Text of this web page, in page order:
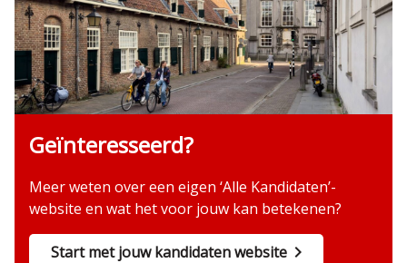
Geïnteresseerd?
Meer weten over een eigen ‘Alle Kandidaten’-
website en wat het voor jouw kan betekenen?
Start met jouw kandidaten website